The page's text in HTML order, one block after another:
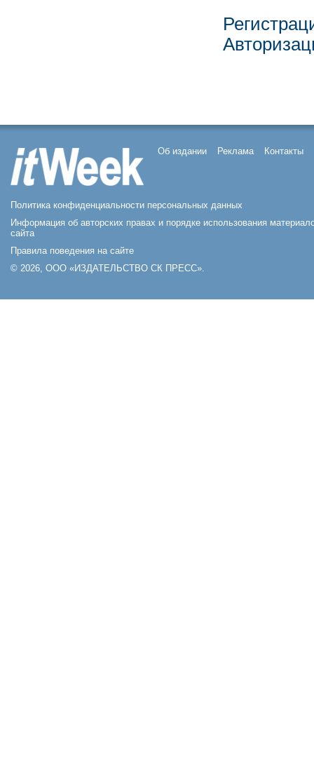
Об издании Реклама Контакты
Политика конфиденциальности персональных данных
Информация об авторских правах и порядке использования
сайта
Правила поведения на сайте
© 2026, ООО «ИЗДАТЕЛЬСТВО СК ПРЕСС».